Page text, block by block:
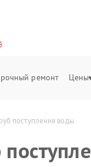
ремонт Цены
поступления воды